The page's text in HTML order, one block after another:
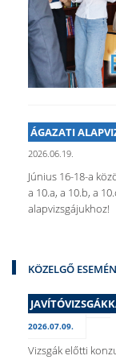
ÁGAZATI
2026.06.19.
Június 16-18-a
a 10.a, a 10.b, a
alapvizsgájukhoz!
KÖZELGŐ
2026.07.09.
Vizsgák előtti